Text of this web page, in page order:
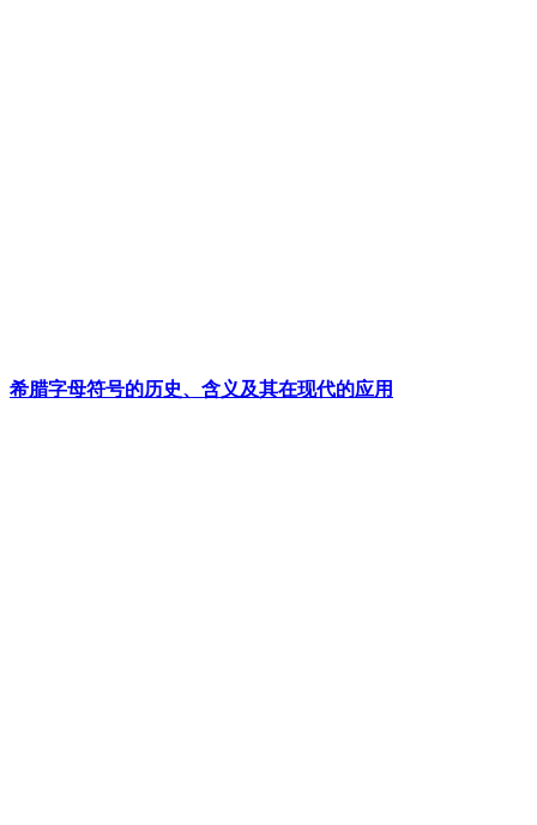
希腊字母符号的历史、含义及其在现代的应用